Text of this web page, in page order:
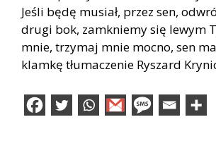
Jeśli będę musiał, przez sen,
drugi bok, zamkniemy się lewym
mnie, trzymaj mnie mocno, sen
klamkę tłumaczenie Ryszard